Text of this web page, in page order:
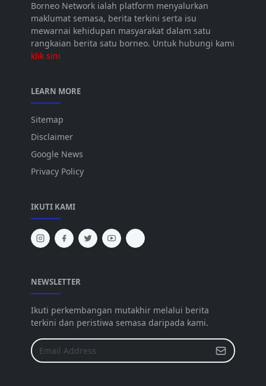
Borneo Network ialah platform menyalurkan
maklumat semasa, berita terkini serta isu
mewarnai kehidupan masyarakat dalam satu
rangkaian berita satu borneo. Untuk hubungi kami
klik sini
LEARN MORE
Sitemap
Disclaimer
Google News
Privacy Policy
IKUTI KAMI
NEWSLETTER
Ikuti perkembangan mutakhir melalui berita
terkini dan peristiwa semasa daripada kami.